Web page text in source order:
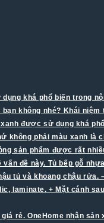
khá phổ biến trong
không nhé? Khái
được sử dụng khá
không phải màu xanh là
sản phẩm được rất
đề này. Tủ bếp gỗ
tủ và khoang chậu
laminate. + Mặt cánh
rẻ. OneHome nhận